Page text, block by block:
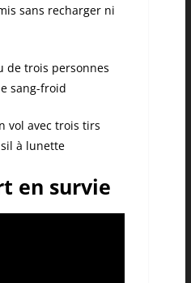
sans recharger ni
de trois personnes
sang-froid
vol avec trois tirs
à lunette
en survie